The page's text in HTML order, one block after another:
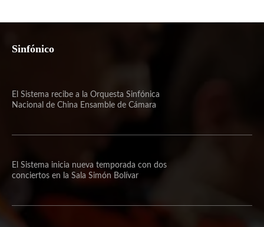
Sinfónico
El Sistema recibe a la Orquesta Sinfónica
Nacional de China Ensamble de Cámara
El Sistema inicia nueva temporada con dos
conciertos en la Sala Simón Bolívar